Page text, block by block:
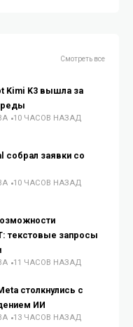
Смотреть все
Kimi K3 вышла за
10 ЧАСОВ НАЗАД
собрал заявки со
10 ЧАСОВ НАЗАД
текстовые запросы
11 ЧАСОВ НАЗАД
столкнулись с
ИИ
13 ЧАСОВ НАЗАД